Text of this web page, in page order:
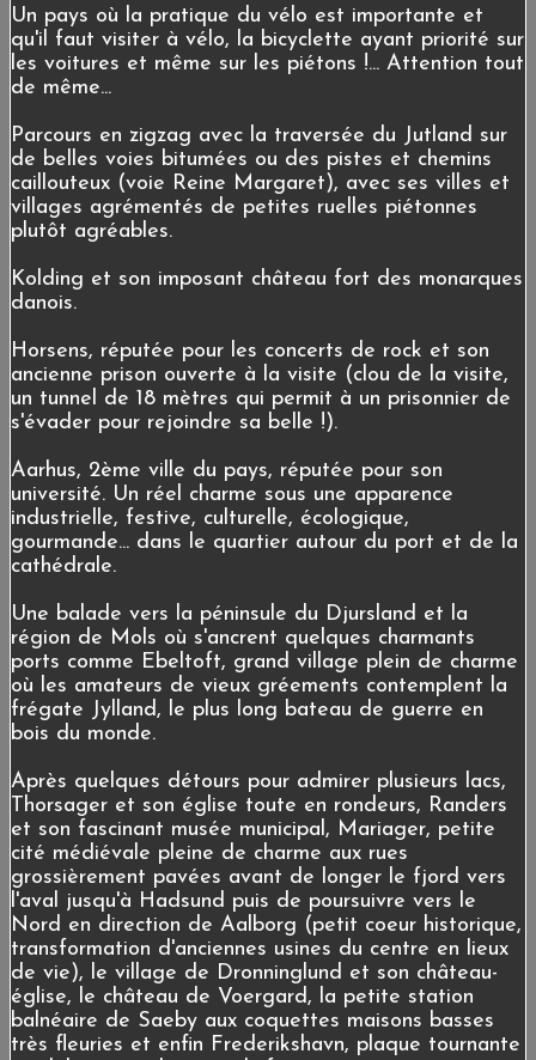
Un pays où la pratique du vélo est importante et
qu'il faut visiter à vélo, la bicyclette ayant priorité sur
les voitures et même sur les piétons !... Attention tout
de même...
Parcours en zigzag avec la traversée du Jutland sur
de belles voies bitumées ou des pistes et chemins
caillouteux (voie Reine Margaret), avec ses villes et
villages agrémentés de petites ruelles piétonnes
plutôt agréables.
Kolding et son imposant château fort des monarques
danois.
Horsens, réputée pour les concerts de rock et son
ancienne prison ouverte à la visite (clou de la visite,
un tunnel de 18 mètres qui permit à un prisonnier de
s'évader pour rejoindre sa belle !).
Aarhus, 2ème ville du pays, réputée pour son
université. Un réel charme sous une apparence
industrielle, festive, culturelle, écologique,
gourmande... dans le quartier autour du port et de la
cathédrale.
Une balade vers la péninsule du Djursland et la
région de Mols où s'ancrent quelques charmants
ports comme Ebeltoft, grand village plein de charme
où les amateurs de vieux gréements contemplent la
frégate Jylland, le plus long bateau de guerre en
bois du monde.
Après quelques détours pour admirer plusieurs lacs,
Thorsager et son église toute en rondeurs, Randers
et son fascinant musée municipal, Mariager, petite
cité médiévale pleine de charme aux rues
grossièrement pavées avant de longer le fjord vers
l'aval jusqu'à Hadsund puis de poursuivre vers le
Nord en direction de Aalborg (petit coeur historique,
transformation d'anciennes usines du centre en lieux
de vie), le village de Dronninglund et son château-
église, le château de Voergard, la petite station
balnéaire de Saeby aux coquettes maisons basses
très fleuries et enfin Frederikshavn, plaque tournante